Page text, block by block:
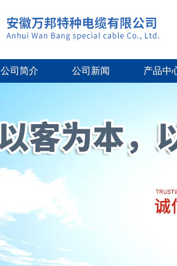
公司简介 公司新闻 产品中